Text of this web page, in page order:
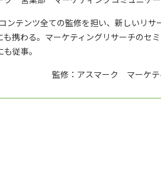
ンテンツ全ての監修を担い、新しいリサ
も携わる。マーケティングリサーチのセ
従事。
監修：アスマーク マーケテ